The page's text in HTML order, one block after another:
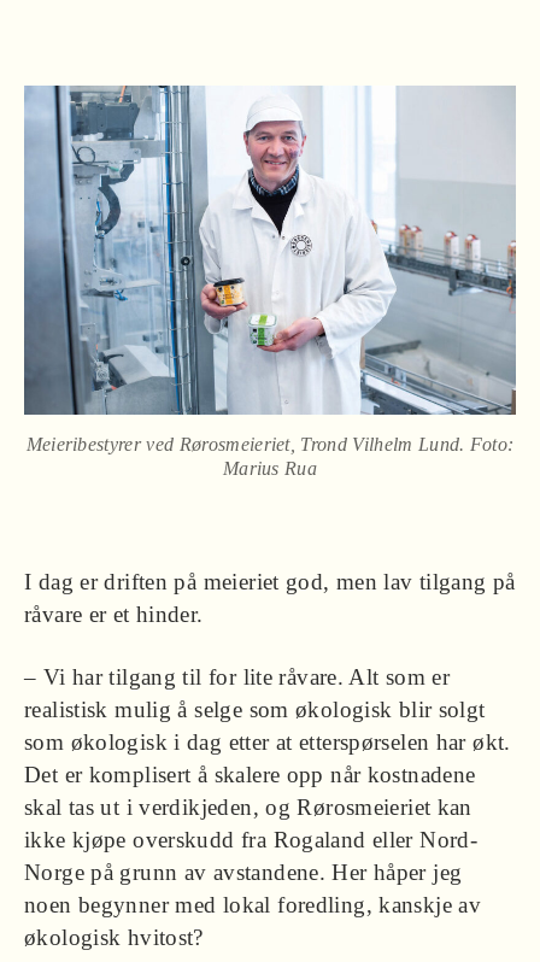
Meieribestyrer ved Rørosmeieriet, Trond Vilhelm Lund. Foto:
Marius Rua
I dag er driften på meieriet god, men lav tilgang på
råvare er et hinder.
– Vi har tilgang til for lite råvare. Alt som er
realistisk mulig å selge som økologisk blir solgt
som økologisk i dag etter at etterspørselen har økt.
Det er komplisert å skalere opp når kostnadene
skal tas ut i verdikjeden, og Rørosmeieriet kan
ikke kjøpe overskudd fra Rogaland eller Nord-
Norge på grunn av avstandene. Her håper jeg
noen begynner med lokal foredling, kanskje av
økologisk hvitost?